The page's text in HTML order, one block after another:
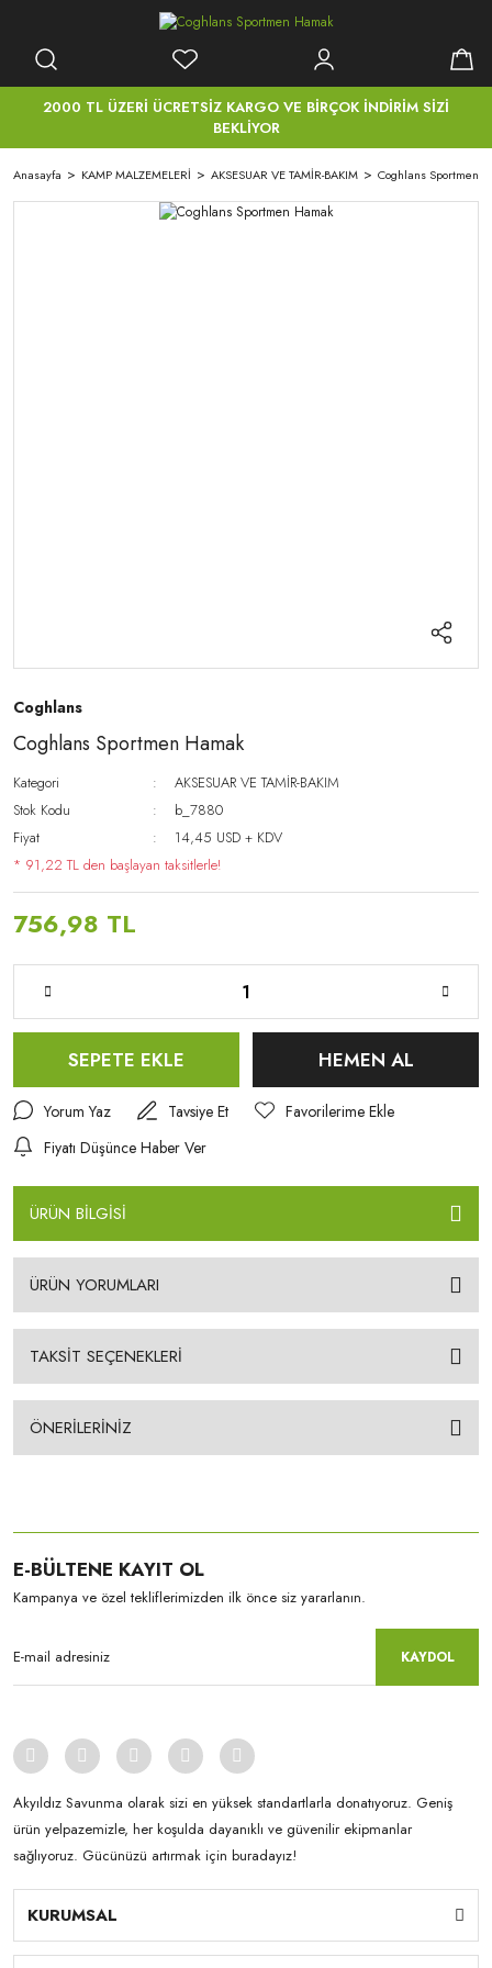
2000 TL ÜZERİ ÜCRETSİZ KARGO VE BİRÇOK İNDİRİM SİZİ
BEKLİYOR
Anasayfa KAMP MALZEMELERİ AKSESUAR VE TAMİR-BAKIM Coghlans Sportmen
Coghlans
Coghlans Sportmen Hamak
Kategori
AKSESUAR VE TAMİR-BAKIM
Stok Kodu
b_7880
Fiyat
14,45 USD + KDV
* 91,22 TL den başlayan taksitlerle!
756,98 TL
SEPETE EKLE HEMEN AL
Yorum Yaz
Tavsiye Et
Fiyatı Düşünce Haber Ver
ÜRÜN BİLGİSİ
ÜRÜN YORUMLARI
TAKSİT SEÇENEKLERİ
ÖNERİLERİNİZ
E-BÜLTENE KAYIT OL
Kampanya ve özel tekliflerimizden ilk önce siz yararlanın.
KAYDOL
Akyıldız Savunma olarak sizi en yüksek standartlarla donatıyoruz. Geniş
ürün yelpazemizle, her koşulda dayanıklı ve güvenilir ekipmanlar
sağlıyoruz. Gücünüzü artırmak için buradayız!
KURUMSAL